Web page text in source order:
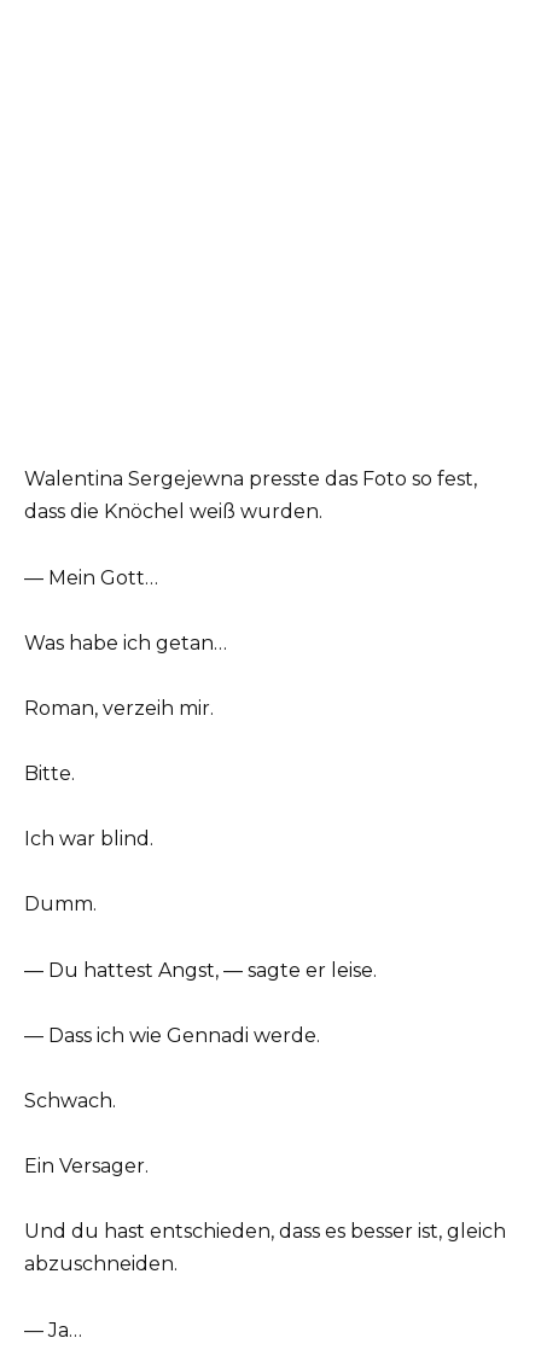
Walentina Sergejewna presste das Foto so fest,
dass die Knöchel weiß wurden.
— Mein Gott…
Was habe ich getan…
Roman, verzeih mir.
Bitte.
Ich war blind.
Dumm.
— Du hattest Angst, — sagte er leise.
— Dass ich wie Gennadi werde.
Schwach.
Ein Versager.
Und du hast entschieden, dass es besser ist, gleich
abzuschneiden.
— Ja…